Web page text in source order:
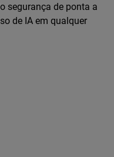
segurança de ponta a
de IA em qualquer